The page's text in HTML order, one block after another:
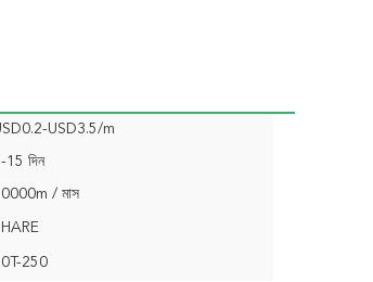
USD3.5/m
15 দিন
/ মাস
250